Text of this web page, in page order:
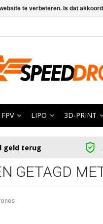
FPV LIPO 3D-PRINT
geld terug
GETAGD
te verbeteren. Is dat